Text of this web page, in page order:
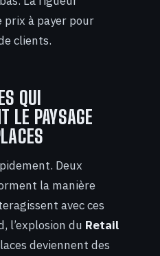
à payer pour
clients.
QUI
LE PAYSAGE
Deux
la manière
avec ces
l’explosion du Retail
deviennent des